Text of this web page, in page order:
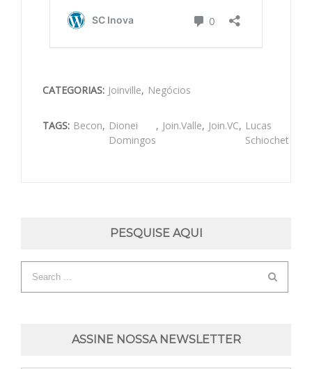
CATEGORIAS: Joinville, Negócios
TAGS: Becon, Dionei
Domingos
, Join.Valle, Join.VC, Lucas
Schiochet
PESQUISE AQUI
ASSINE NOSSA NEWSLETTER